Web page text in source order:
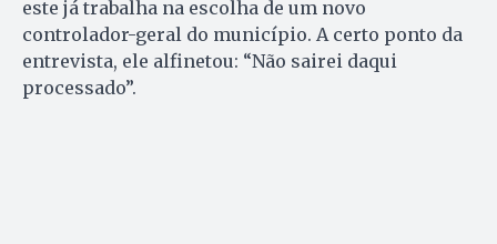
este já trabalha na escolha de um novo
controlador-geral do município. A certo ponto da
entrevista, ele alfinetou: “Não sairei daqui
processado”.